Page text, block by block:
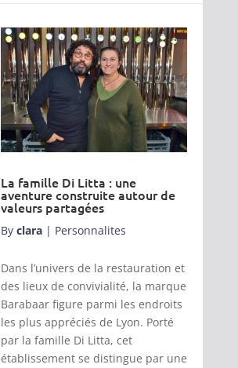
La famille Di Litta : une
aventure construite autour de
valeurs partagées
By clara| Personnalites
Dans l’univers de la restauration et
des lieux de convivialité, la marque
Barabaar figure parmi les endroits
les plus appréciés de Lyon. Porté
par la famille Di Litta, cet
établissement se distingue par une